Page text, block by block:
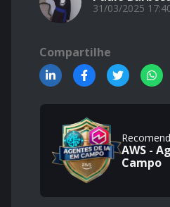
31/03/2025
Compartilhe
AWS -
Campo